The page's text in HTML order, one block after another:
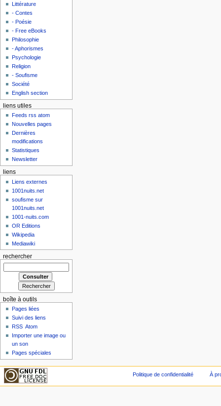
Littérature
- Contes
- Poésie
- Free eBooks
Philosophie
- Aphorismes
Psychologie
Religion
- Soufisme
Société
English section
liens utiles
Feeds rss atom
Nouvelles pages
Dernières
modifications
Statistiques
Newsletter
liens
Liens externes
1001nuits.net
soufisme sur
1001nuits.net
1001-nuits.com
OR Editions
Wikipedia
Mediawiki
rechercher
boîte à outils
Pages liées
Suivi des liens
RSS Atom
Importer une image ou
un son
Pages spéciales
Politique de confidentialité À